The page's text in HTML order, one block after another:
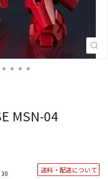
閉
じ
MSN-04
送料・配送について